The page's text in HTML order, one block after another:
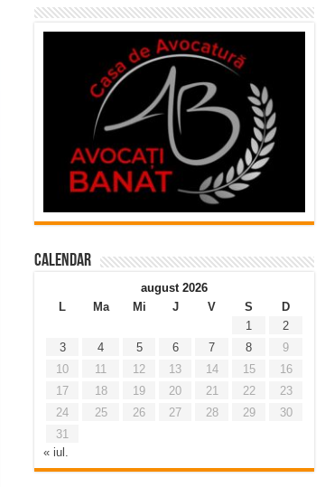
Calendar
august 2026
L
Ma Mi J V S
D
1
2
3
4 5 6 7 8
9
10
11 12 13 14 15
16
17
18 19 20 21 22
23
24
25 26 27 28 29
30
31
« iul.